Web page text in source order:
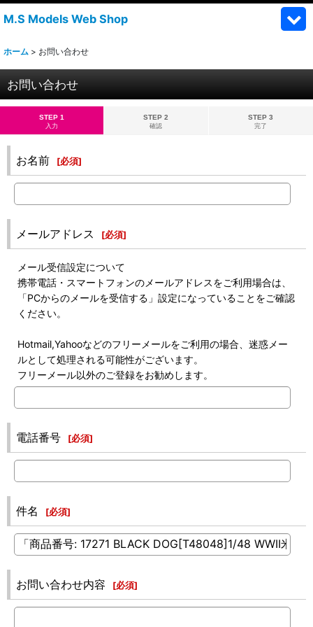
M.S Models Web Shop
ホーム > お問い合わせ
お問い合わせ
STEP 1
入力
STEP 2
確認
STEP 3
完了
お名前 [必須]
メールアドレス [必須]
メール受信設定について
携帯電話・スマートフォンのメールアドレスをご利用場合は、
「PCからのメールを受信する」設定になっていることをご確認
ください。
Hotmail,Yahooなどのフリーメールをご利用の場合、迷惑メー
ルとして処理される可能性がございます。
フリーメール以外のご登録をお勧めします。
電話番号 [必須]
件名 [必須]
お問い合わせ内容 [必須]